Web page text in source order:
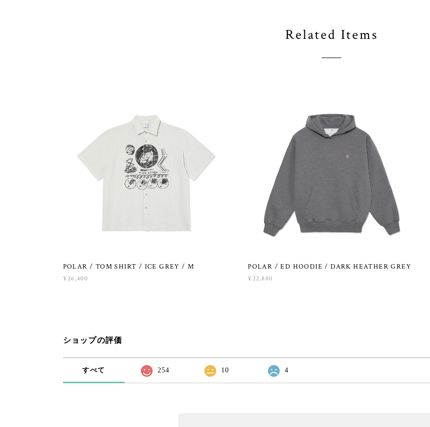
Related Items
POLAR / TOM SHIRT / ICE GREY / M
¥26,400
POLAR / ED HOODIE / DARK HEATHER GREY
¥22,880
ショップの評価
すべて 254 10 4